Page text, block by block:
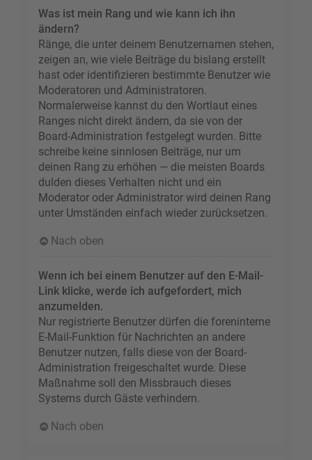
Was ist mein Rang und wie kann ich ihn
ändern?
Ränge, die unter deinem Benutzernamen stehen,
zeigen an, wie viele Beiträge du bislang erstellt
hast oder identifizieren bestimmte Benutzer wie
Moderatoren und Administratoren.
Normalerweise kannst du den Wortlaut eines
Ranges nicht direkt ändern, da sie von der
Board-Administration festgelegt wurden. Bitte
schreibe keine sinnlosen Beiträge, nur um
deinen Rang zu erhöhen — die meisten Boards
dulden dieses Verhalten nicht und ein
Moderator oder Administrator wird deinen Rang
unter Umständen einfach wieder zurücksetzen.
Nach oben
Wenn ich bei einem Benutzer auf den E-Mail-
Link klicke, werde ich aufgefordert, mich
anzumelden.
Nur registrierte Benutzer dürfen die foreninterne
E-Mail-Funktion für Nachrichten an andere
Benutzer nutzen, falls diese von der Board-
Administration freigeschaltet wurde. Diese
Maßnahme soll den Missbrauch dieses
Systems durch Gäste verhindern.
Nach oben